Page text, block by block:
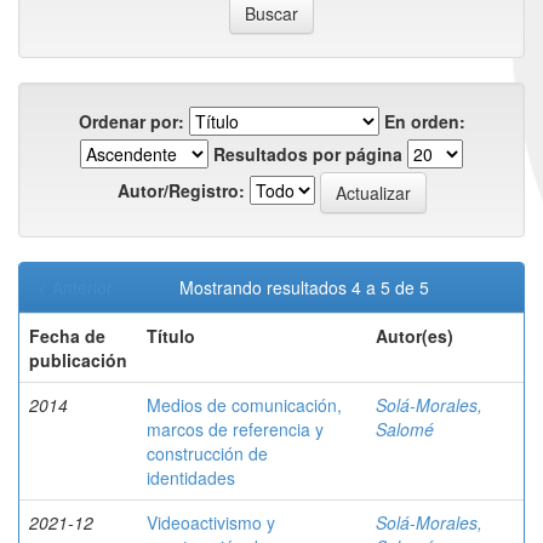
Ordenar por:
En orden:
Resultados por página
Autor/Registro:
Mostrando resultados 4 a 5 de 5
Fecha de
publicación
Título Autor(es)
2014
Medios de comunicación,
marcos de referencia y
construcción de
identidades
Solá-Morales,
Salomé
2021-12
Videoactivismo y
Solá-Morales,